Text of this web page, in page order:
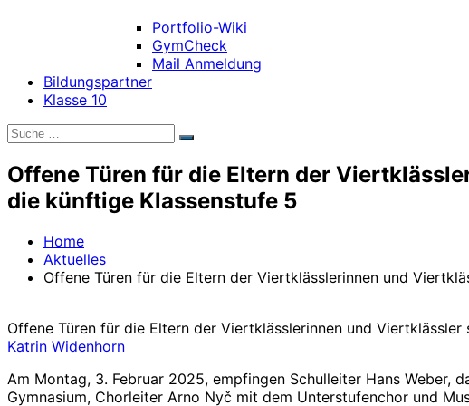
Portfolio-Wiki
GymCheck
Mail Anmeldung
Bildungspartner
Klasse 10
Suche
Suchen
Offene Türen für die Eltern der
die künftige Klassenstufe 5
Home
Aktuelles
Offene Türen für die Eltern der Viertklässlerinnen und
Offene Türen für die Eltern der Viertklässlerinnen und
Katrin Widenhorn
Am Montag, 3. Februar 2025, empfingen Schulleiter Hans Weber,
Gymnasium, Chorleiter Arno Nyč mit dem Unterstufenchor und